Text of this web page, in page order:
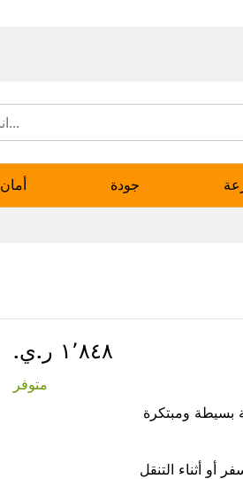
أمان جودة
١٬٨٤٨ ر.ي.‏
متوفر
بسيطة ومبتكرة
أو أثناء التنقل